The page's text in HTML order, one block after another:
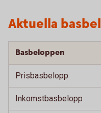
Aktuella
Basbeloppen
Prisbasbelopp
Inkomstbasbelopp